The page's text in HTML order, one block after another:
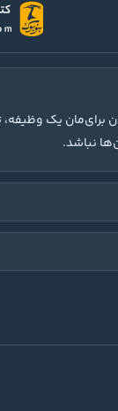
یک وظیفه،
نباشد.